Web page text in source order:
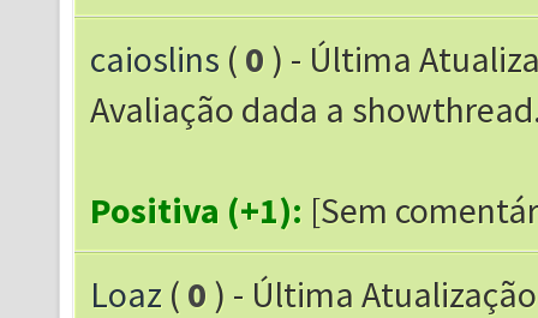
caioslins ( 0 ) - Última
Avaliação dada a
Positiva (+1): [Sem
Loaz ( 0 ) - Última